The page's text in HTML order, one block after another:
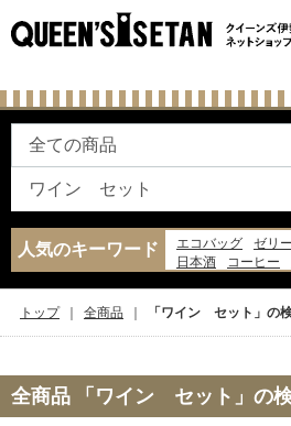
人気のキーワード エコバッグ ゼリー
日本酒
コーヒー
トップ 全商品 「ワイン セット」の
全商品 「ワイン セット」の